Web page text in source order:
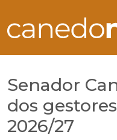
Senador
dos
2026/27